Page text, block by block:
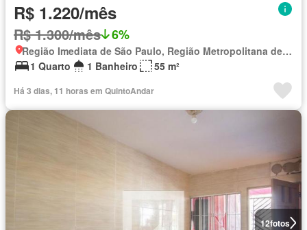
R$ 1.220/mês
R$ 1.300/mês 6%
Região Imediata de São Paulo, Região Metropolitana de São Paulo
1 Quarto
1 Banheiro 55 m²
Há 3 dias, 11 horas em QuintoAndar
12fotos